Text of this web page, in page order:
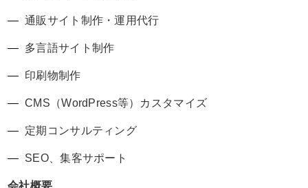
通販サイト制作・運用代行
多言語サイト制作
印刷物制作
CMS（WordPress等）カスタマイズ
定期コンサルティング
SEO、集客サポート